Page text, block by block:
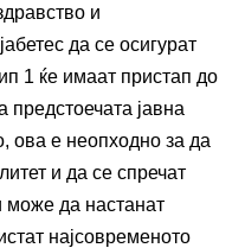
и
да се осигурат
1 ќе имаат пристап до
предстоечата јавна
ова е неопходно за да
и да се спречат
да настанат
најсовременото